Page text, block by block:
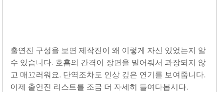
출연진 구성을 보면 제작진이 왜 이렇게 자신 있었는지 알
수 있습니다. 호흡의 간격이 장면을 밀어줘서 과장되지 않
고 매끄러워요. 단역조차도 인상 깊은 연기를 보여줍니다.
이제 출연진 리스트를 조금 더 자세히 들여다봅시다.